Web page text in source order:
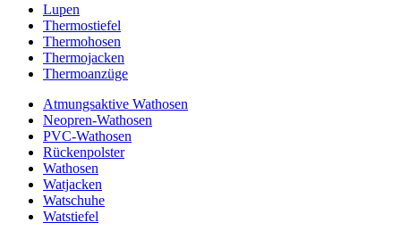
Lupen
Thermostiefel
Thermohosen
Thermojacken
Thermoanzüge
Atmungsaktive Wathosen
Neopren-Wathosen
PVC-Wathosen
Rückenpolster
Wathosen
Watjacken
Watschuhe
Watstiefel